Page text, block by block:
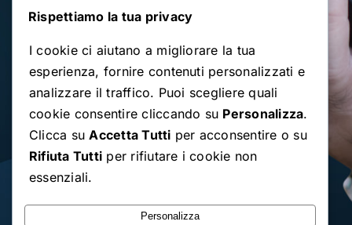
La Capitale d'Italia?
Rispettiamo la tua privacy
I cookie ci aiutano a migliorare la tua
esperienza, fornire contenuti personalizzati e
analizzare il traffico. Puoi scegliere quali
cookie consentire cliccando su Personalizza.
Clicca suAccetta Tutti per acconsentire o su
Rifiuta Tutti per rifiutare i cookie non
essenziali.
Personalizza